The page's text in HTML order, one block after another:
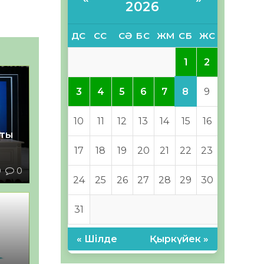
0
2026
ДС СС СӘ БС ЖМ СБ ЖС
1 2
3 4 5 6 7 8 9
10 11 12 13 14 15 16
17 18 19 20 21 22 23
24 25 26 27 28 29 30
31
« Шілде Қыркүйек »